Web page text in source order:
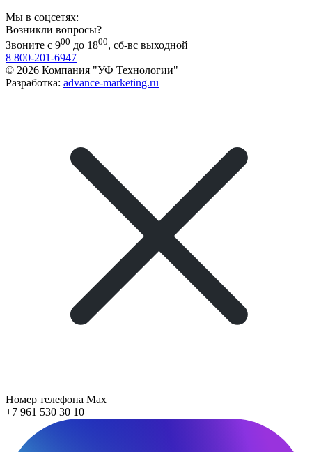
Мы в соцсетях:
Возникли вопросы?
Звоните с 900 до 1800, сб-вс выходной
8 800-201-6947
© 2026 Компания "УФ Технологии"
Разработка: advance-marketing.ru
Номер телефона Max
+7 961 530 30 10